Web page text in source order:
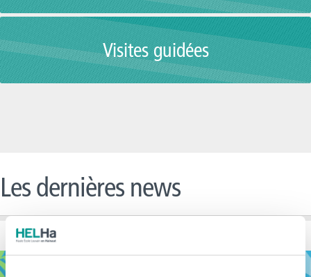
Visites guidées
Les dernières news